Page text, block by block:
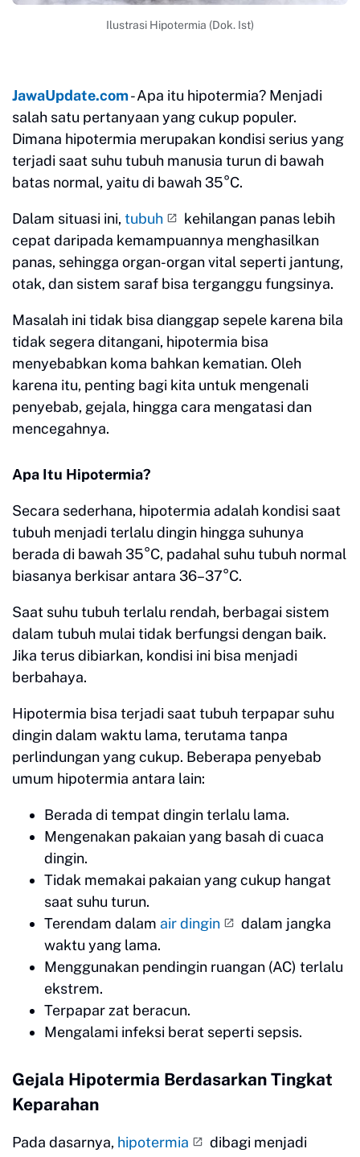
Ilustrasi Hipotermia (Dok. Ist)
JawaUpdate.com- Apa itu hipotermia? Menjadi
salah satu pertanyaan yang cukup populer.
Dimana hipotermia merupakan kondisi serius yang
terjadi saat suhu tubuh manusia turun di bawah
batas normal, yaitu di bawah 35°C.
Dalam situasi ini, tubuh
kehilangan panas lebih
cepat daripada kemampuannya menghasilkan
panas, sehingga organ-organ vital seperti jantung,
otak, dan sistem saraf bisa terganggu fungsinya.
Masalah ini tidak bisa dianggap sepele karena bila
tidak segera ditangani, hipotermia bisa
menyebabkan koma bahkan kematian. Oleh
karena itu, penting bagi kita untuk mengenali
penyebab, gejala, hingga cara mengatasi dan
mencegahnya.
Apa Itu Hipotermia?
Secara sederhana, hipotermia adalah kondisi saat
tubuh menjadi terlalu dingin hingga suhunya
berada di bawah 35°C, padahal suhu tubuh normal
biasanya berkisar antara 36–37°C.
Saat suhu tubuh terlalu rendah, berbagai sistem
dalam tubuh mulai tidak berfungsi dengan baik.
Jika terus dibiarkan, kondisi ini bisa menjadi
berbahaya.
Hipotermia bisa terjadi saat tubuh terpapar suhu
dingin dalam waktu lama, terutama tanpa
perlindungan yang cukup. Beberapa penyebab
umum hipotermia antara lain:
Berada di tempat dingin terlalu lama.
Mengenakan pakaian yang basah di cuaca
dingin.
Tidak memakai pakaian yang cukup hangat
saat suhu turun.
Terendam dalam air dingin
dalam jangka
waktu yang lama.
Menggunakan pendingin ruangan (AC) terlalu
ekstrem.
Terpapar zat beracun.
Mengalami infeksi berat seperti sepsis.
Gejala Hipotermia Berdasarkan Tingkat
Keparahan
Pada dasarnya, hipotermia
dibagi menjadi